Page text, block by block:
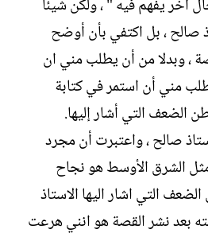
آخر يفهم فيه " ، ولكن شيئا
صالح ، بل اكتفي بأن أوضح
، وبدلا من أن يطلب مني ان
مني أن استمر في كتابة
الضعف التي أشار إليها.
صالح ، واعتبرت أن مجرد
الشرق الأوسط هو نجاح
التي اشار اليها الاستاذ
بعد نشر القصة هو انني هرعت